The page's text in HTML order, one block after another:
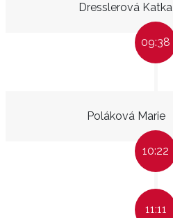
Dresslerová Katka
09:38
Poláková Marie
10:22
11:11